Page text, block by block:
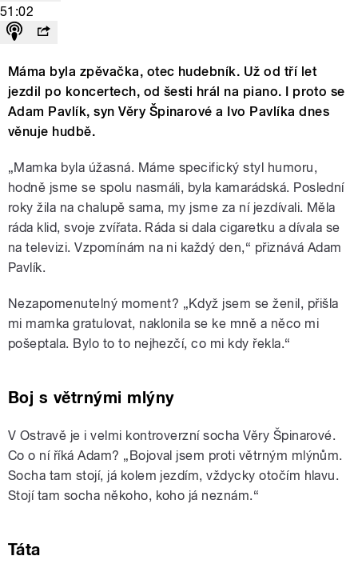
51:02
Máma byla zpěvačka, otec hudebník. Už od tří let
jezdil po koncertech, od šesti hrál na piano. I proto se
Adam Pavlík, syn Věry Špinarové a Ivo Pavlíka dnes
věnuje hudbě.
„Mamka byla úžasná. Máme specifický styl humoru,
hodně jsme se spolu nasmáli, byla kamarádská. Poslední
roky žila na chalupě sama, my jsme za ní jezdívali. Měla
ráda klid, svoje zvířata. Ráda si dala cigaretku a dívala se
na televizi. Vzpomínám na ni každý den,“ přiznává Adam
Pavlík.
Nezapomenutelný moment? „Když jsem se ženil, přišla
mi mamka gratulovat, naklonila se ke mně a něco mi
pošeptala. Bylo to to nejhezčí, co mi kdy řekla.“
Boj s větrnými mlýny
V Ostravě je i velmi kontroverzní socha Věry Špinarové.
Co o ní říká Adam? „Bojoval jsem proti větrným mlýnům.
Socha tam stojí, já kolem jezdím, vždycky otočím hlavu.
Stojí tam socha někoho, koho já neznám.“
Táta